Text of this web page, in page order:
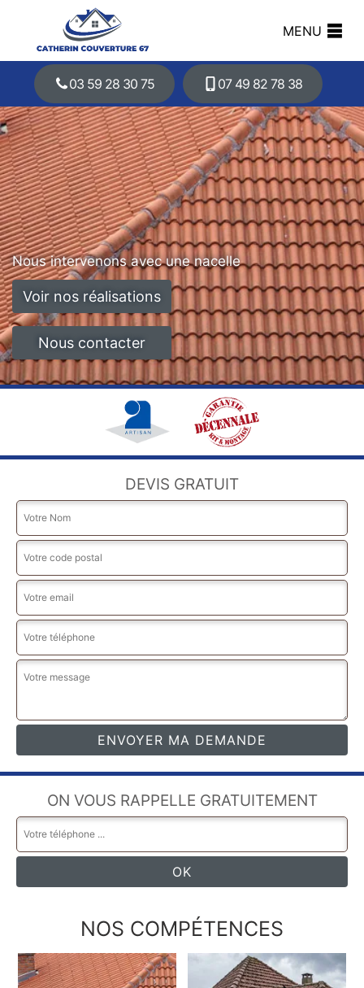
MENU
03 59 28 30 75 07 49 82 78 38
Nous intervenons avec une nacelle
Voir nos réalisations
Nous contacter
DEVIS GRATUIT
ON VOUS RAPPELLE GRATUITEMENT
NOS COMPÉTENCES